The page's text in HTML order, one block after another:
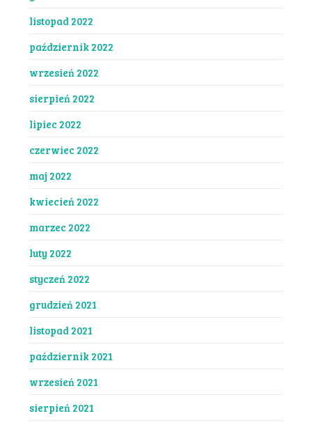
listopad 2022
październik 2022
wrzesień 2022
sierpień 2022
lipiec 2022
czerwiec 2022
maj 2022
kwiecień 2022
marzec 2022
luty 2022
styczeń 2022
grudzień 2021
listopad 2021
październik 2021
wrzesień 2021
sierpień 2021